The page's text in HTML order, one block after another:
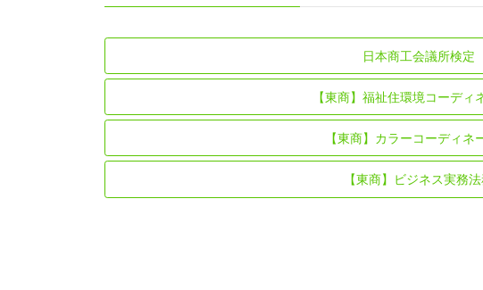
日本商工会議所検定
【東商】福祉住環境コーディ
【東商】カラーコーディネ
【東商】ビジネス実務